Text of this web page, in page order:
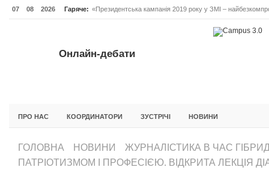
07 08 2026 Гаряче: «Президентська кампанія 2019 року у ЗМІ –
Онлайн-дебати #Відповідальне лідерство. Випуск 3
Онлайн-дебати
ПРО НАС КООРДИНАТОРИ ЗУСТРІЧІ НОВИНИ
ГОЛОВНА НОВИНИ
ЖУРНАЛІСТИКА В ЧАС
ПАТРІОТИЗМОМ І ПРОФЕСІЄЮ. ВІДКРИТА ЛЕКЦІЯ